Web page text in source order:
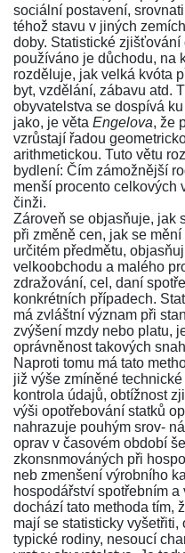
sociální postavení,
téhož stavu v jiných
doby. Statistické
používáno je důchodu, na
rozděluje, jak velká kvóta
byt, vzdělání, zábavu atd.
obyvatelstva se dospívá
jako, je věta Engelova, že
vzrůstají řadou
arithmetickou. Tuto větu
bydlení: Čím zámožnější
menší procento celkových
činži.
Zároveň se objasňuje, jak
při změně cen, jak se
určitém předmětu,
velkoobchodu a malého
zdražování, cel, daní
konkrétních případech.
má zvláštní význam při
zvýšení mzdy nebo platu,
oprávněnost takových
Naproti tomu má tato
již výše zmíněné
kontrola údajů, obtížnost
výši opotřebování statků
nahrazuje pouhým srov-
oprav v časovém období
zkonsnmováných při
neb zmenšení výrobního
hospodářství spotřebním
dochází tato methoda tím,
mají se statisticky
typické rodiny, nesoucí